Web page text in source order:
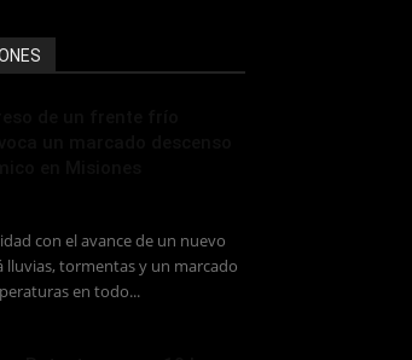
con el avance de un nuevo
tormentas y un marcado
en todo...